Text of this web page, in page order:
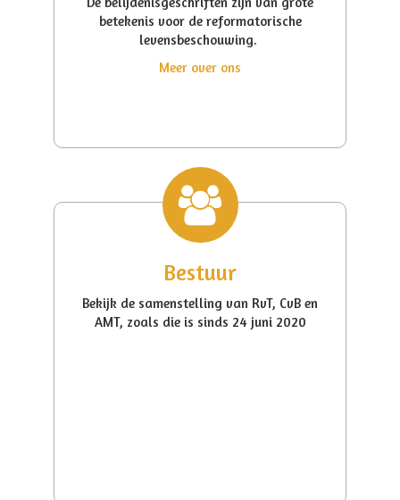
betekenis voor de reformatorische
levensbeschouwing.
Meer over ons
Bestuur
Bekijk de samenstelling van RvT, CvB en
AMT, zoals die is sinds 24 juni 2020